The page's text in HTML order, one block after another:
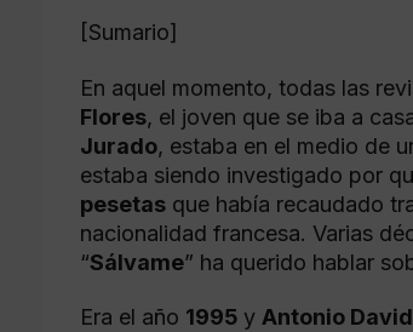
[Sumario]
En aquel momento, todas las
Flores, el joven que se iba a
Jurado, estaba en el medio de
estaba siendo investigado por
pesetas que había recaudado
nacionalidad francesa. Varias
“Sálvame” ha querido hablar
Era el año 1995 y Antonio David